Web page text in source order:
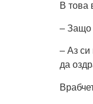
В това
– Защо
– Аз си
да